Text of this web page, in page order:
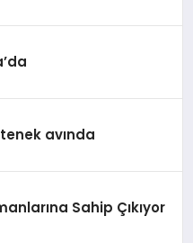
avında
Sahip Çıkıyor